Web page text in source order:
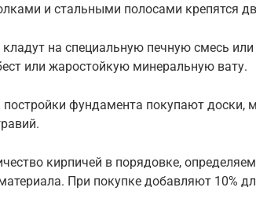
и стальными полосами крепятся
на специальную печную смесь
или жаростойкую минеральную вату.
фундамента покупают доски,
кирпичей в порядовке,
При покупке добавляют 10%